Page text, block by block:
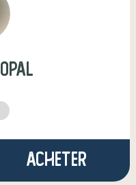
Acheter